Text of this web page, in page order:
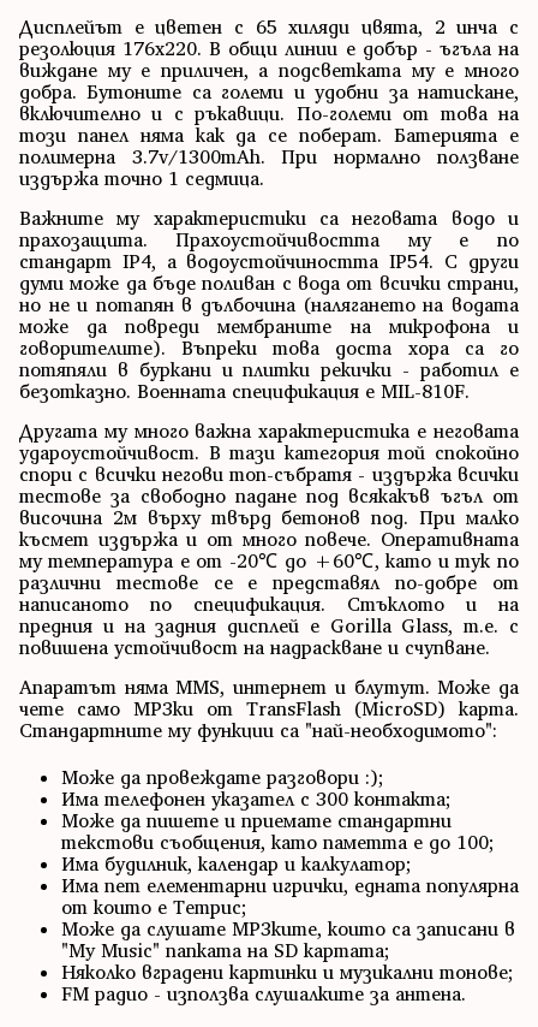
Дисплейът е цветен с 65 хиляди цвята, 2 инча с
резолюция 176x220. В общи линии е добър - ъгъла на
виждане му е приличен, а подсветката му е много
добра. Бутоните са големи и удобни за натискане,
включително и с ръкавици. По-големи от това на
този панел няма как да се поберат. Батерията е
полимерна 3.7v/1300mAh. При нормално ползване
издържа точно 1 седмица.
Важните му характеристики са неговата водо и
прахозащита. Прахоустойчивостта му е по
стандарт IP4, а водоустойчиността IP54. С други
думи може да бъде поливан с вода от всички страни,
но не и потапян в дълбочина (налягането на водата
може да повреди мембраните на микрофона и
говорителите). Въпреки това доста хора са го
потяпяли в буркани и плитки рекички - работил е
безотказно. Военната спецификация е MIL-810F.
Другата му много важна характеристика е неговата
удароустойчивост. В тази категория той спокойно
спори с всички негови топ-събратя - издържа всички
тестове за свободно падане под всякакъв ъгъл от
височина 2м върху твърд бетонов под. При малко
късмет издържа и от много повече. Оперативната
му температура е от -20℃ до +60℃, като и тук по
различни тестове се е представял по-добре от
написаното по спецификация. Стъклото и на
предния и на задния дисплей е Gorilla Glass, т.е. с
повишена устойчивост на надраскване и счупване.
Апаратът няма MMS, интернет и блутут. Може да
чете само MP3ки от TransFlash (MicroSD) карта.
Стандартните му функции са "най-необходимото":
Може да провеждате разговори :);
Има телефонен указател с 300 контакта;
Може да пишете и приемате стандартни
текстови съобщения, като паметта е до 100;
Има будилник, календар и калкулатор;
Има пет елементарни игрички, едната популярна
от които е Тетрис;
Може да слушате MP3ките, които са записани в
"My Music" папката на SD картата;
Няколко вградени картинки и музикални тонове;
FM радио - използва слушалките за антена.